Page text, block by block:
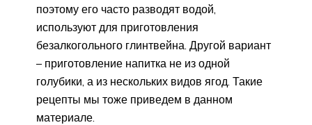
поэтому его часто разводят водой,
используют для приготовления
безалкогольного глинтвейна. Другой вариант
– приготовление напитка не из одной
голубики, а из нескольких видов ягод. Такие
рецепты мы тоже приведем в данном
материале.